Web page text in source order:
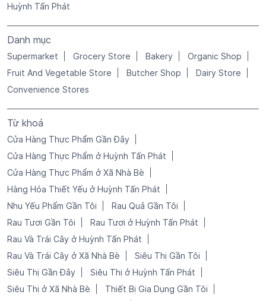
Huỳnh Tấn Phát
Danh mục
Supermarket Grocery Store Bakery
Organic Shop
Fruit And Vegetable Store
Butcher Shop
Dairy Store
Convenience Stores
Từ khoá
Cửa Hàng Thực Phẩm Gần Đây
Cửa Hàng Thực Phẩm ở Huỳnh Tấn Phát
Cửa Hàng Thực Phẩm ở Xã Nhà Bè
Hàng Hóa Thiết Yếu ở Huỳnh Tấn Phát
Nhu Yếu Phẩm Gần Tôi
Rau Quả Gần Tôi
Rau Tươi Gần Tôi
Rau Tươi ở Huỳnh Tấn Phát
Rau Và Trái Cây ở Huỳnh Tấn Phát
Rau Và Trái Cây ở Xã Nhà Bè
Siêu Thị Gần Tôi
Siêu Thị Gần Đây
Siêu Thị ở Huỳnh Tấn Phát
Siêu Thị ở Xã Nhà Bè
Thiết Bị Gia Dụng Gần Tôi